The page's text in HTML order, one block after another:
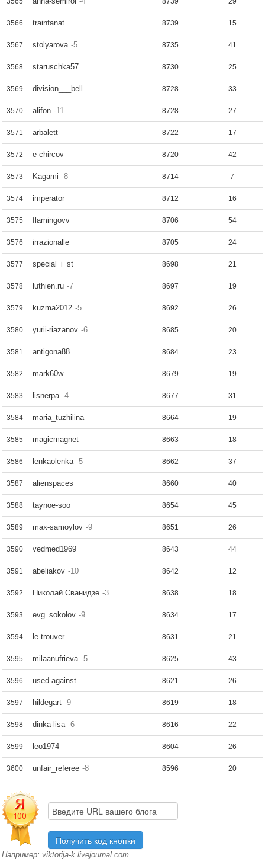
3566 trainfanat 8739 15
3567 stolyarova -5 8735 41
3568 staruschka57 8730 25
3569 division___bell 8728 33
3570 alifon -11 8728 27
3571 arbalett 8722 17
3572 e-chircov 8720 42
3573 Kagami -8 8714 7
3574 imperator 8712 16
3575 flamingovv 8706 54
3576 irrazionalle 8705 24
3577 special_i_st 8698 21
3578 luthien.ru -7 8697 19
3579 kuzma2012 -5 8692 26
3580 yurii-riazanov -6 8685 20
3581 antigona88 8684 23
3582 mark60w 8679 19
3583 lisnerpa -4 8677 31
3584 maria_tuzhilina 8664 19
3585 magicmagnet 8663 18
3586 lenkaolenka -5 8662 37
3587 alienspaces 8660 40
3588 taynoe-soo 8654 45
3589 max-samoylov -9 8651 26
3590 vedmed1969 8643 44
3591 abeliakov -10 8642 12
3592 Николай Сванидзе -3 8638 18
3593 evg_sokolov -9 8634 17
3594 le-trouver 8631 21
3595 milaanufrieva -5 8625 43
3596 used-against 8621 26
3597 hildegart -9 8619 18
3598 dinka-lisa -6 8616 22
3599 leo1974 8604 26
3600 unfair_referee -8 8596 20
Например: viktorija-k.livejournal.com